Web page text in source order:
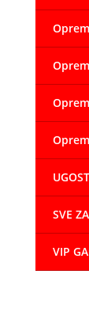
SVE
VIP